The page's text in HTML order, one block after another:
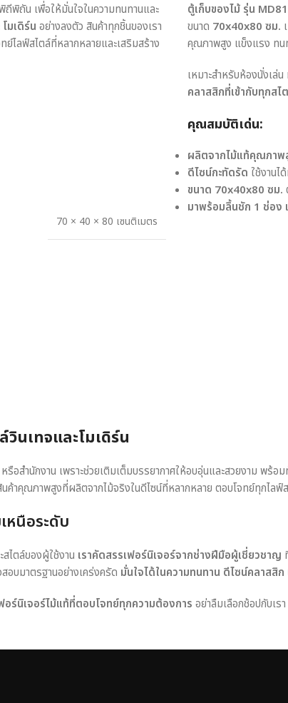
ถีพิถัน เพื่อให้มั่นใจในความทนทานและ
โมเดิร์น อย่างลงตัว สินค้าทุกชิ้นของเรา
ไลฟ์สไตล์ที่หลากหลายและเสริมสร้าง
70 × 40 × 80 เซนติเมตร
ตู้เก็บของไม้ รุ่น
ขนาด 70x40x80 ซม.
คุณภาพสูง แข็งแรง ทน
เหมาะสำหรับห้องนั่งเล่
คลาสสิกที่เข้ากับทุกส
คุณสมบัติเด่น:
ผลิตจากไม้แท้คุณภาพ
ดีไซน์กะทัดรัด ใช้งานไ
ขนาด 70x40x80 ซม.
มาพร้อมลิ้นชัก 1 ช่อง
นเทจและโมเดิร์น
รือสำนักงาน เพราะช่วยเติมเต็มบรรยากาศให้อบอุ่นและสวยงาม พ
ค้าคุณภาพสูงที่ผลิตจากไม้จริงในดีไซน์ที่หลากหลาย ตอบโจทย์ทุกไลฟ์
หนือระดับ
ไตล์ของผู้ใช้งาน เราคัดสรรเฟอร์นิเจอร์จากช่างฝีมือผู้เชี่ยวชาญ
บมาตรฐานอย่างเคร่งครัด มั่นใจได้ในความทนทาน ดีไซน์คลาสสิก
อร์นิเจอร์ไม้แท้ที่ตอบโจทย์ทุกความต้องการ อย่าลืมเลือกช้อปกับเ